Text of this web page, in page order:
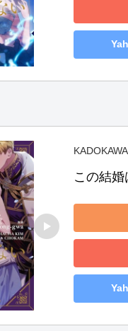
KADOKAWA
この結